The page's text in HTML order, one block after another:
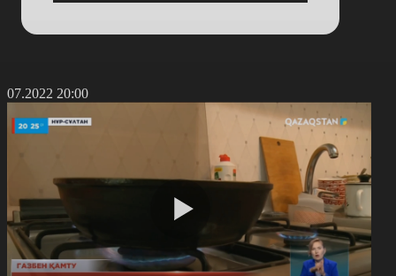
20:00